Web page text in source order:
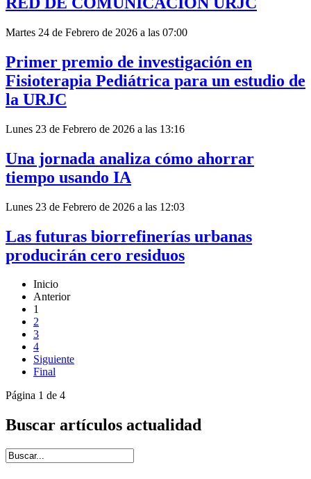
Martes 24 de Febrero de 2026 a las 07:00
Primer premio de investigación en
Fisioterapia Pediátrica para un estudio de
la URJC
Lunes 23 de Febrero de 2026 a las 13:16
Una jornada analiza cómo ahorrar
tiempo usando IA
Lunes 23 de Febrero de 2026 a las 12:03
Las futuras biorrefinerías urbanas
producirán cero residuos
Inicio
Anterior
1
2
3
4
Siguiente
Final
Página 1 de 4
Buscar artículos actualidad
Introduce términos de búsqueda